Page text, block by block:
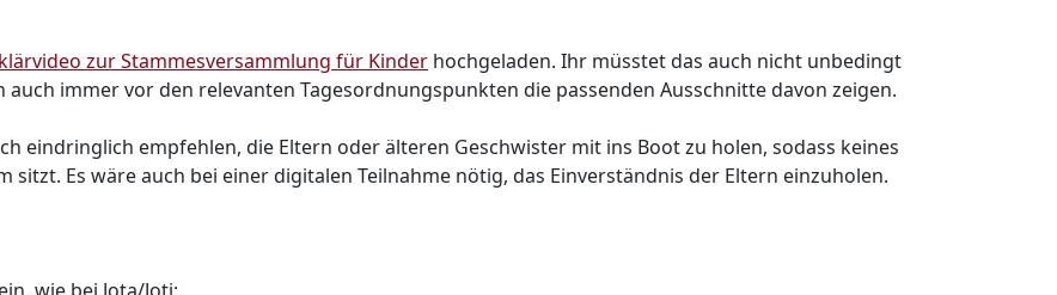
zur Stammesversammlung für Kinder hochgeladen. Ihr müsstet das auch nicht unbedingt
immer vor den relevanten Tagesordnungspunkten die passenden Ausschnitte davon zeigen.
eindringlich empfehlen, die Eltern oder älteren Geschwister mit ins Boot zu holen, sodass keines
Es wäre auch bei einer digitalen Teilnahme nötig, das Einverständnis der Eltern einzuholen.